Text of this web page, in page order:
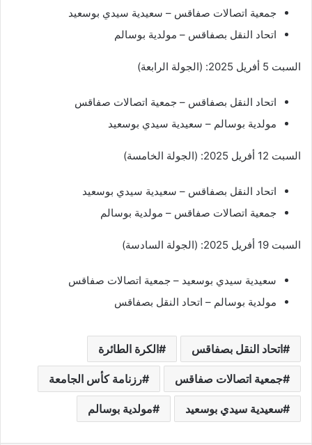
جمعية اتصالات صفاقس – سعيدية سيدي بوسعيد
اتحاد النقل بصفاقس – مولدية بوسالم
السبت 5 أفريل 2025: (الجولة الرابعة)
اتحاد النقل بصفاقس – جمعية اتصالات صفاقس
مولدية بوسالم – سعيدية سيدي بوسعيد
السبت 12 أفريل 2025: (الجولة الخامسة)
اتحاد النقل بصفاقس – سعيدية سيدي بوسعيد
جمعية اتصالات صفاقس – مولدية بوسالم
السبت 19 أفريل 2025: (الجولة السادسة)
سعيدية سيدي بوسعيد – جمعية اتصالات صفاقس
مولدية بوسالم – اتحاد النقل بصفاقس
اتحاد النقل بصفاقس الكرة الطائرة
جمعية اتصالات صفاقس رزنامة كأس الجامعة
سعيدية سيدي بوسعيد مولدية بوسالم